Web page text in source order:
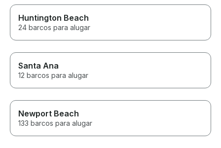
Huntington Beach
24 barcos para alugar
Santa Ana
12 barcos para alugar
Newport Beach
133 barcos para alugar